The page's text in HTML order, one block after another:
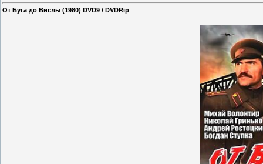
От Буга до Вислы (1980) DVD9 / DVDRip